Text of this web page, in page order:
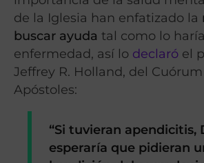
de la Iglesia han enfatizado la
buscar ayuda tal como lo
enfermedad, así lo declaró el
Jeffrey R. Holland, del
Apóstoles:
“Si tuvieran apendicitis,
esperaría que pidieran